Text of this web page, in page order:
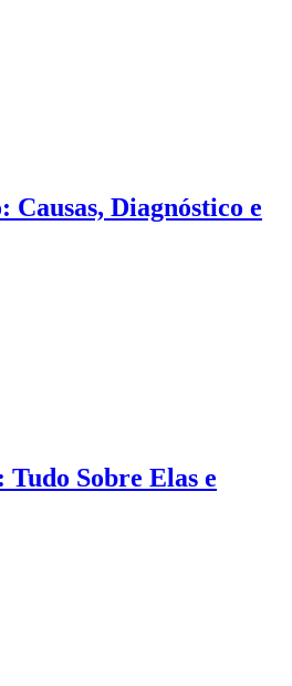
Causas, Diagnóstico e
Sobre Elas e